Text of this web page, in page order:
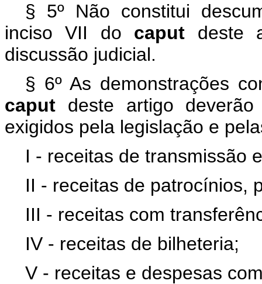
§ 5º Não constitui
inciso VII do caput deste
discussão judicial.
§ 6º As demonstrações
caput deste artigo
exigidos pela legislação e
I - receitas de transmissão
II - receitas de patrocínios,
III - receitas com
IV - receitas de bilheteria;
V - receitas e despesas